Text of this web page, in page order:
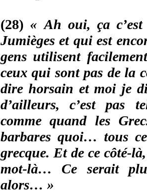
(28) « Ah oui, ça
Jumièges et qui est
gens utilisent
ceux qui sont pas de la
dire horsain et moi je
d’ailleurs, c’est pas
comme quand les
barbares quoi… tous
grecque. Et de ce côté-
mot-là… Ce serait
alors… »